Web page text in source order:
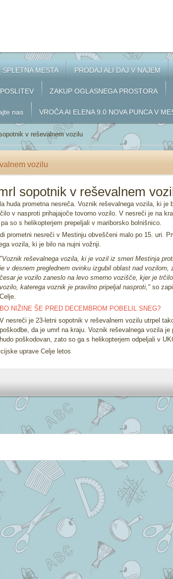
SPLETNA MESTA PRODAJ ALI DAJ V NAJEM
ZAKUP OGLASNEGA PROSTORA
nas VROČA AI ELENA 9.0 NOVA PUNCA V
v reševalnem vozilu
vozilu
sopotnik v reševalnem
prometna nesreča. Voznik reševalnega vozila, ki je
v nasproti prihajajoče tovorno vozilo. V nesreči je na
so s helikopterjem prepeljali v mariborsko bolnišnico.
prometni nesreči v Mestinju obveščeni malo po 15. uri.
vozila, ki je bilo na nujni vožnji.
"Voznik reševalnega vozila, ki je vozil iz smeri Mestinja
je v desnem preglednem ovinku izgubil oblast nad vozilom,
česar je vozilo zaneslo na levo smerno vozišče, kjer je
vozilo, katerega voznik je pravilno pripeljal nasproti," so
Celje.
BO NIŽINE ŠE PRED DECEMBROM POBELIL SNEG?
V nesreči je 23-letni sopotnik v reševalnem vozilu utrpel
poškodbe, da je umrl na kraju. Voznik reševalnega vozila je
hudo poškodovan, zato so ga s helikopterjem odpeljali v
uprave Celje letos